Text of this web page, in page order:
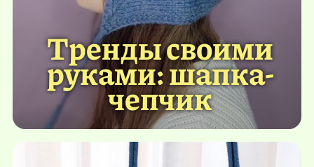
Тренды своими
руками: шапка-
чепчик